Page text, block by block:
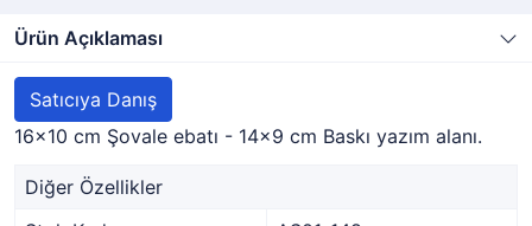
Ürün Açıklaması
Satıcıya Danış
16x10 cm Şovale ebatı - 14x9 cm Baskı yazım alanı.
Diğer Özellikler